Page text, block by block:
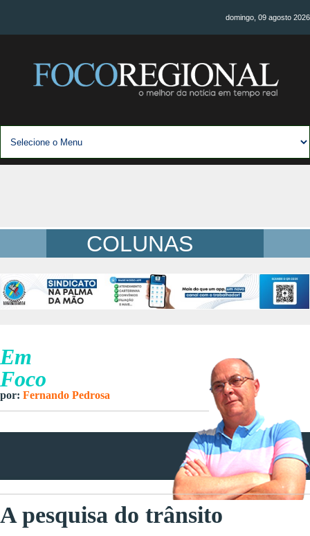
domingo, 09 agosto 2026
COLUNAS
Em
Foco
por: Fernando Pedrosa
A pesquisa do trânsito